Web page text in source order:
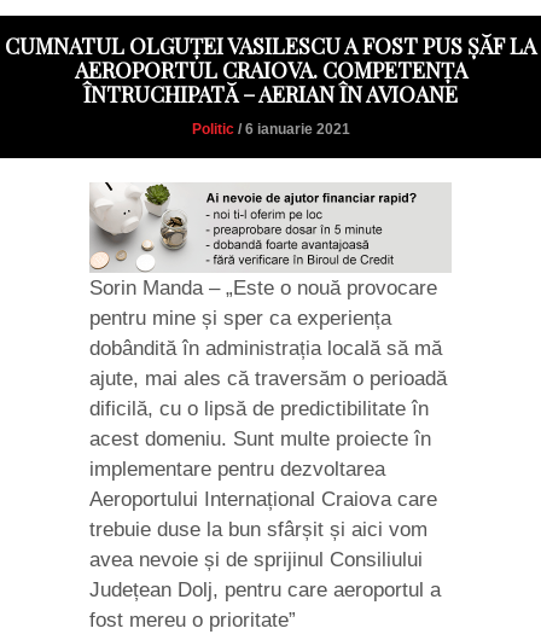
CUMNATUL OLGUȚEI VASILESCU A FOST PUS ȘĂF LA
AEROPORTUL CRAIOVA. COMPETENȚA
ÎNTRUCHIPATĂ – AERIAN ÎN AVIOANE
Politic/ 6 ianuarie 2021
Sorin Manda – „Este o nouă provocare
pentru mine și sper ca experiența
dobândită în administrația locală să mă
ajute, mai ales că traversăm o perioadă
dificilă, cu o lipsă de predictibilitate în
acest domeniu. Sunt multe proiecte în
implementare pentru dezvoltarea
Aeroportului Internațional Craiova care
trebuie duse la bun sfârșit și aici vom
avea nevoie și de sprijinul Consiliului
Județean Dolj, pentru care aeroportul a
fost mereu o prioritate”